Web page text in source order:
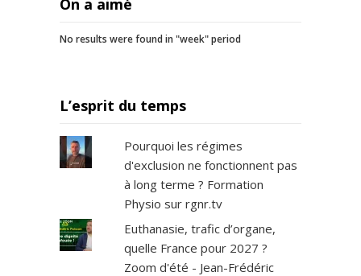
On a aimé
No results were found in "week" period
L’esprit du temps
Pourquoi les régimes
d'exclusion ne fonctionnent pas
à long terme ? Formation
Physio sur rgnr.tv
Euthanasie, trafic d’organe,
quelle France pour 2027 ?
Zoom d'été - Jean-Frédéric